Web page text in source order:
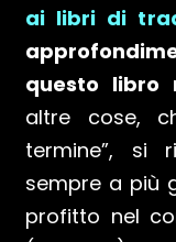
ai libri di
questo libro
altre cose,
termine”, si
sempre a più
profitto nel